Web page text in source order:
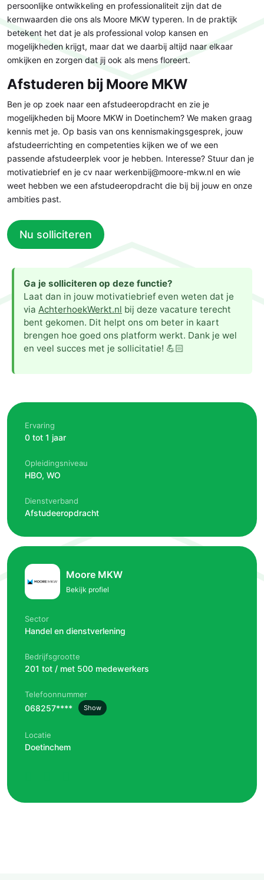
persoonlijke ontwikkeling en professionaliteit zijn dat de
kernwaarden die ons als Moore MKW typeren. In de praktijk
betekent het dat je als professional volop kansen en
mogelijkheden krijgt, maar dat we daarbij altijd naar elkaar
omkijken en zorgen dat jij ook als mens floreert.
Afstuderen bij Moore MKW
Ben je op zoek naar een afstudeeropdracht en zie je
mogelijkheden bij Moore MKW in Doetinchem? We maken graag
kennis met je. Op basis van ons kennismakingsgesprek, jouw
afstudeerrichting en competenties kijken we of we een
passende afstudeerplek voor je hebben. Interesse? Stuur dan je
motivatiebrief en je cv naar werkenbij@moore-mkw.nl en wie
weet hebben we een afstudeeropdracht die bij bij jouw en onze
ambities past.
Nu solliciteren
Ga je solliciteren op deze functie?
Laat dan in jouw motivatiebrief even weten dat je
via AchterhoekWerkt.nl bij deze vacature terecht
bent gekomen. Dit helpt ons om beter in kaart
brengen hoe goed ons platform werkt. Dank je wel
en veel succes met je sollicitatie! 💪🏻
Ervaring
0 tot 1 jaar
Opleidingsniveau
HBO, WO
Dienstverband
Afstudeeropdracht
Moore MKW
Bekijk profiel
Sector
Handel en dienstverlening
Bedrijfsgrootte
201 tot / met 500 medewerkers
Telefoonnummer
068257**** Show
Locatie
Doetinchem